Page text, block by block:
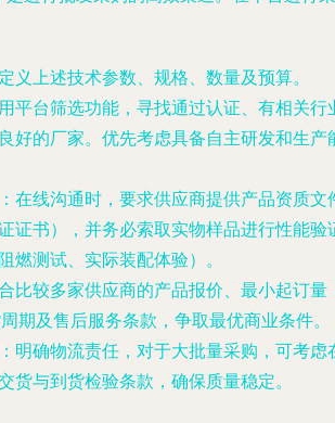
义上述技术参数、规格、数量及预算。
用平台筛选功能，寻找通过认证、有相关行
好的厂家。优先考虑具备自主研发和生产
：在线沟通时，要求供应商提供产品资质文
证书），并务必索取实物样品进行性能验
燃测试、实际装配体验）。
合比较多家供应商的产品报价、最小起订量
周期及售后服务条款，争取最优商业条件。
：明确物流责任，对于大批量采购，可考虑
货与到货检验条款，确保质量稳定。